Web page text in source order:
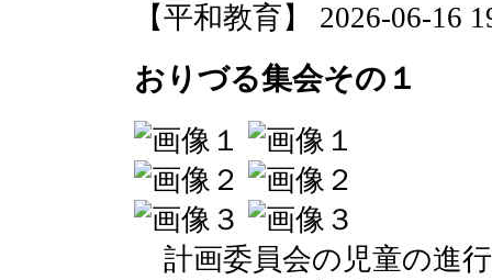
【平和教育】 2026-06-16
おりづる集会その１
計画委員会の児童の進